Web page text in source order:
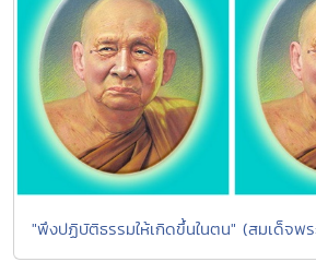
"พึงปฏิบัติธรรมให้เกิดขึ้นในตน" (สมเด็จพ